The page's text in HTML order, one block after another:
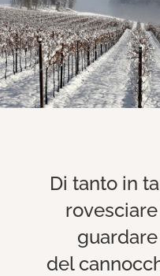
Di tanto in
del